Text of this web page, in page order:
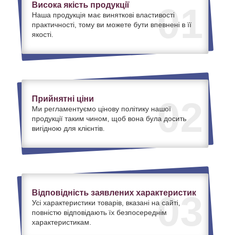
01
Висока якість продукції
Наша продукція має виняткові властивості
практичності, тому ви можете бути впевнені в її
якості.
02
Прийнятні ціни
Ми регламентуємо цінову політику нашої
продукції таким чином, щоб вона була досить
вигідною для клієнтів.
03
Відповідність заявлених характеристик
Усі характеристики товарів, вказані на сайті,
повністю відповідають їх безпосереднім
характеристикам.